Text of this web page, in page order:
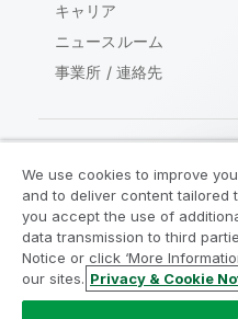
キャリア
ニュースルーム
事業所 / 連絡先
Qlik コミ
法的契約 製品規約
リーガルポリシー
利用
Do Not Share My Info
We use cookies to improve
and to deliver content tailored
you accept the use of
data transmission to third
Notice or click ‘More
our sites. Privacy & Cookie